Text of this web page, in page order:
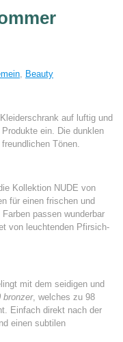
Beauty
auf luftig und
ein. Die dunklen
Tönen.
Kollektion NUDE von
für einen frischen und
passen wunderbar
von leuchtenden Pfirsich-
mit dem seidigen und
bronzer, welches zu 98
Einfach direkt nach der
einen subtilen